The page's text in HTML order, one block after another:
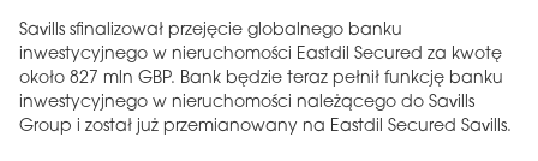
Savills sfinalizował przejęcie globalnego banku
inwestycyjnego w nieruchomości Eastdil Secured za kwotę
około 827 mln GBP. Bank będzie teraz pełnił funkcję banku
inwestycyjnego w nieruchomości należącego do Savills
Group i został już przemianowany na Eastdil Secured Savills.